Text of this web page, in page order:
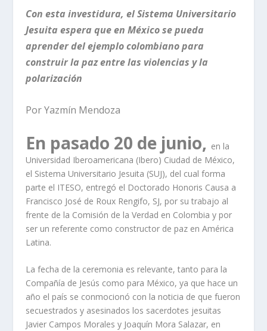
Con esta investidura, el Sistema Universitario
Jesuita espera que en México se pueda
aprender del ejemplo colombiano para
construir la paz entre las violencias y la
polarización
Por Yazmín Mendoza
En pasado 20 de junio, en la
Universidad Iberoamericana (Ibero) Ciudad de México,
el Sistema Universitario Jesuita (SUJ), del cual forma
parte el ITESO, entregó el Doctorado Honoris Causa a
Francisco José de Roux Rengifo, SJ, por su trabajo al
frente de la Comisión de la Verdad en Colombia y por
ser un referente como constructor de paz en América
Latina.
La fecha de la ceremonia es relevante, tanto para la
Compañía de Jesús como para México, ya que hace un
año el país se conmocionó con la noticia de que fueron
secuestrados y asesinados los sacerdotes jesuitas
Javier Campos Morales y Joaquín Mora Salazar, en